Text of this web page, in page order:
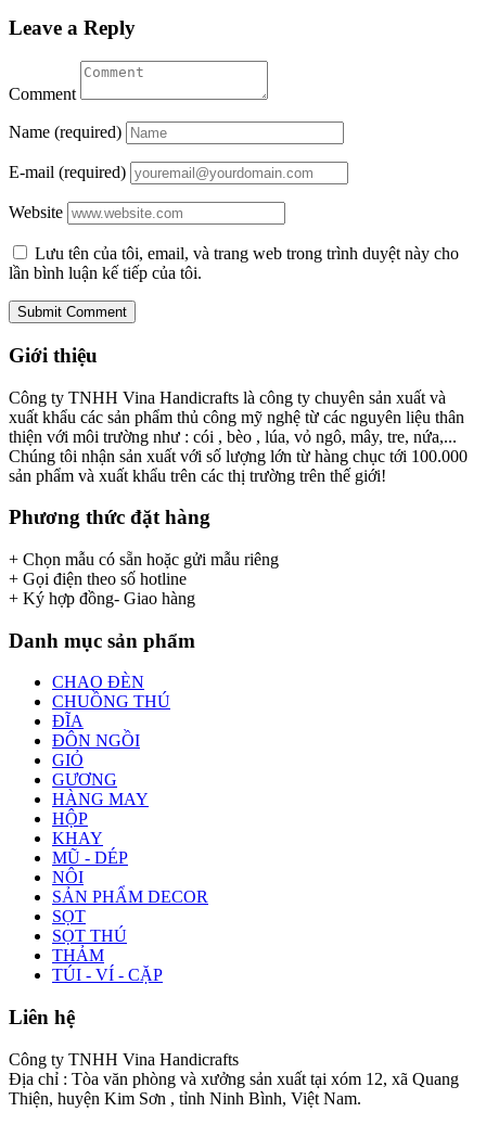
Leave a Reply
Comment
Name (required)
E-mail (required)
Website
Lưu tên của tôi, email, và trang web trong trình duyệt này cho
lần bình luận kế tiếp của tôi.
Giới thiệu
Công ty TNHH Vina Handicrafts là công ty chuyên sản xuất và
xuất khẩu các sản phẩm thủ công mỹ nghệ từ các nguyên liệu thân
thiện với môi trường như : cói , bèo , lúa, vỏ ngô, mây, tre, nứa,...
Chúng tôi nhận sản xuất với số lượng lớn từ hàng chục tới 100.000
sản phẩm và xuất khẩu trên các thị trường trên thế giới!
Phương thức đặt hàng
+ Chọn mẫu có sẵn hoặc gửi mẫu riêng
+ Gọi điện theo số hotline
+ Ký hợp đồng- Giao hàng
Danh mục sản phẩm
CHAO ĐÈN
CHUỒNG THÚ
ĐĨA
ĐÔN NGỒI
GIỎ
GƯƠNG
HÀNG MAY
HỘP
KHAY
MŨ - DÉP
NÔI
SẢN PHẨM DECOR
SỌT
SỌT THÚ
THẢM
TÚI - VÍ - CẶP
Liên hệ
Công ty TNHH Vina Handicrafts
Địa chỉ : Tòa văn phòng và xưởng sản xuất tại xóm 12, xã Quang
Thiện, huyện Kim Sơn , tỉnh Ninh Bình, Việt Nam.